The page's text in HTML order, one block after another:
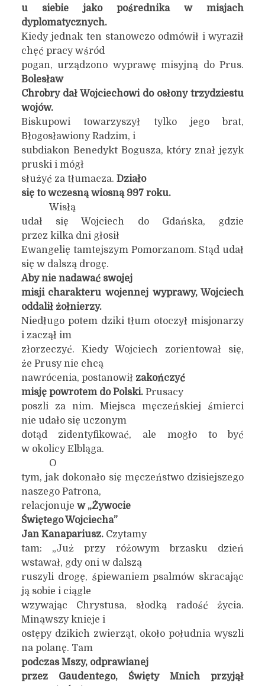
u siebie jako pośrednika w misjach
dyplomatycznych.
Kiedy jednak ten stanowczo odmówił i wyraził
chęć pracy wśród
pogan, urządzono wyprawę misyjną do Prus.
Bolesław
Chrobry dał Wojciechowi do osłony trzydziestu
wojów.
Biskupowi towarzyszył tylko jego brat,
Błogosławiony Radzim, i
subdiakon Benedykt Bogusza, który znał język
pruski i mógł
służyć za tłumacza. Działo
się to wczesną wiosną 997 roku.
Wisłą
udał się Wojciech do Gdańska, gdzie
przez kilka dni głosił
Ewangelię tamtejszym Pomorzanom. Stąd udał
się w dalszą drogę.
Aby nie nadawać swojej
misji charakteru wojennej wyprawy, Wojciech
oddalił żołnierzy.
Niedługo potem dziki tłum otoczył misjonarzy
i zaczął im
złorzeczyć. Kiedy Wojciech zorientował się,
że Prusy nie chcą
nawrócenia, postanowił zakończyć
misję powrotem do Polski. Prusacy
poszli za nim. Miejsca męczeńskiej śmierci
nie udało się uczonym
dotąd zidentyfikować, ale mogło to być
w okolicy Elbląga.
O
tym, jak dokonało się męczeństwo dzisiejszego
naszego Patrona,
relacjonuje w „Żywocie
Świętego Wojciecha”
Jan Kanapariusz.Czytamy
tam: „Już przy różowym brzasku dzień
wstawał, gdy oni w dalszą
ruszyli drogę, śpiewaniem psalmów skracając
ją sobie i ciągle
wzywając Chrystusa, słodką radość życia.
Minąwszy knieje i
ostępy dzikich zwierząt, około południa wyszli
na polanę. Tam
podczas Mszy, odprawianej
przez Gaudentego, Święty Mnich przyjął